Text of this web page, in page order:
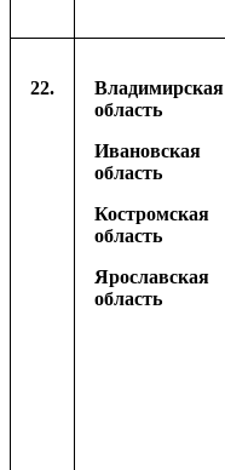
22.
Владимирская
область
Ивановская
область
Костромская
область
Ярославская
область